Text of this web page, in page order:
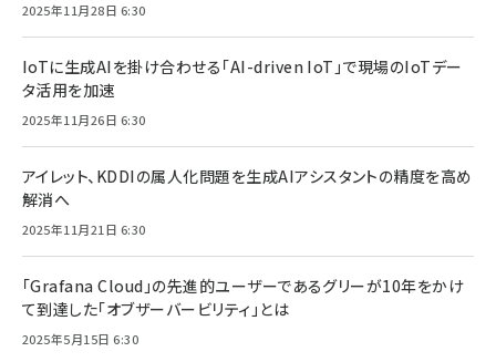
2025年11月28日 6:30
IoTに生成AIを掛け合わせる「AI-driven IoT」で現場のIoTデー
タ活用を加速
2025年11月26日 6:30
アイレット、KDDIの属人化問題を生成AIアシスタントの精度を高め
解消へ
2025年11月21日 6:30
「Grafana Cloud」の先進的ユーザーであるグリーが10年をかけ
て到達した「オブザーバービリティ」とは
2025年5月15日 6:30